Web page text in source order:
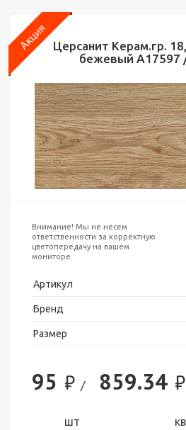
Церсанит Керам.гр.
бежевый А17597
Внимание! Мы не несем
ответственности за корректную
цветопередачу на вашем
мониторе.
Артикул
Бренд
Размер
95 ₽ /
шт
859.34 ₽